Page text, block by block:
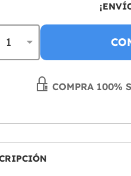
COMPRA 100%